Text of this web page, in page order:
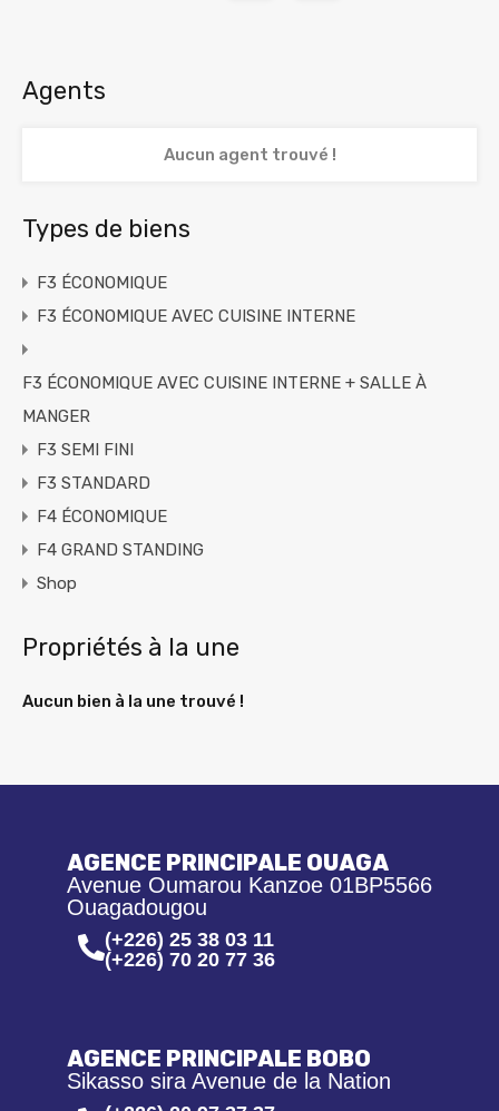
Agents
Aucun agent trouvé !
Types de biens
F3 ÉCONOMIQUE
F3 ÉCONOMIQUE AVEC CUISINE INTERNE
F3 ÉCONOMIQUE AVEC CUISINE INTERNE + SALLE À
MANGER
F3 SEMI FINI
F3 STANDARD
F4 ÉCONOMIQUE
F4 GRAND STANDING
Shop
Propriétés à la une
Aucun bien à la une trouvé !
AGENCE PRINCIPALE OUAGA
Avenue Oumarou Kanzoe 01BP5566
Ouagadougou
(+226) 25 38 03 11
(+226) 70 20 77 36
AGENCE PRINCIPALE BOBO
Sikasso sira Avenue de la Nation